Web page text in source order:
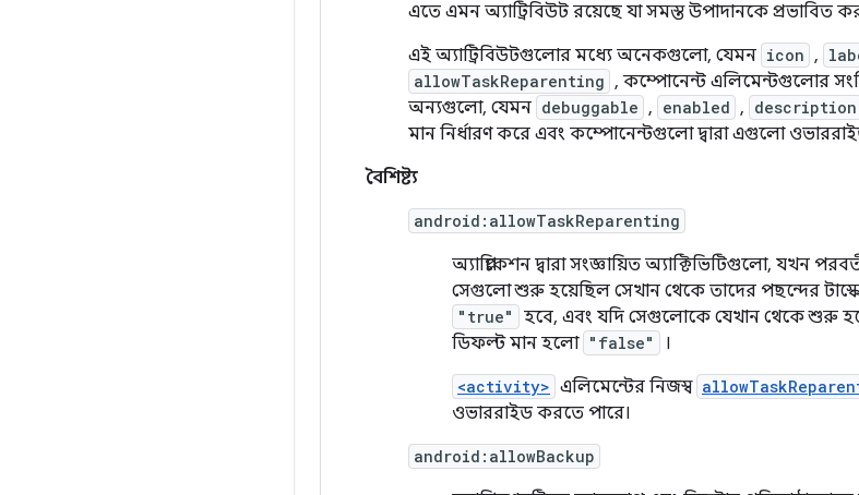
এতে এমন অ্যাট্রিবিউট রয়েছে যা সমস্ত উপাদানকে প্রভাবিত
এই অ্যাট্রিবিউটগুলোর মধ্যে অনেকগুলো, যেমন icon ,
allowTaskReparenting , কম্পোনেন্ট এলিমেন্টগুলোর
অন্যগুলো, যেমন debuggable , enabled , description
মান নির্ধারণ করে এবং কম্পোনেন্টগুলো দ্বারা এগুলো
বৈশিষ্ট্য
android:allowTaskReparenting
অ্যাপ্লিকেশন দ্বারা সংজ্ঞায়িত অ্যাক্টিভিটিগুলো, যখন
সেগুলো শুরু হয়েছিল সেখান থেকে তাদের পছন্দের
"true" হবে, এবং যদি সেগুলোকে যেখান থেকে শুরু
ডিফল্ট মান হলো "false" ।
<activity> এলিমেন্টের নিজস্ব
ওভাররাইড করতে পারে।
android:allowBackup